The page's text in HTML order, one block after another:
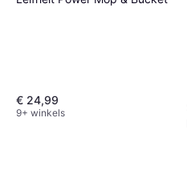
€ 24,99
9+ winkels